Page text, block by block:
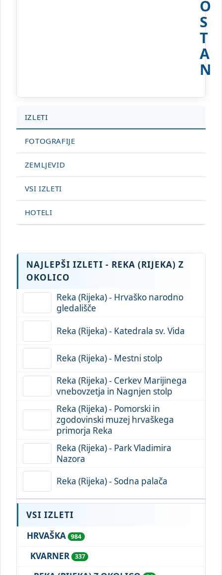
O
S
T
A
N
IZLETI
FOTOGRAFIJE
ZEMLJEVID
VSI IZLETI
HOTELI
NAJLEPŠI IZLETI - REKA (RIJEKA) Z
OKOLICO
Reka (Rijeka) - Hrvaško narodno
gledališče
Reka (Rijeka) - Katedrala sv. Vida
Reka (Rijeka) - Mestni stolp
Reka (Rijeka) - Cerkev Marijinega
vnebovzetja in Nagnjen stolp
Reka (Rijeka) - Pomorski in
zgodovinski muzej hrvaškega
primorja Reka
Reka (Rijeka) - Park Vladimira
Nazora
Reka (Rijeka) - Sodna palača
VSI IZLETI
HRVAŠKA
984
KVARNER 337